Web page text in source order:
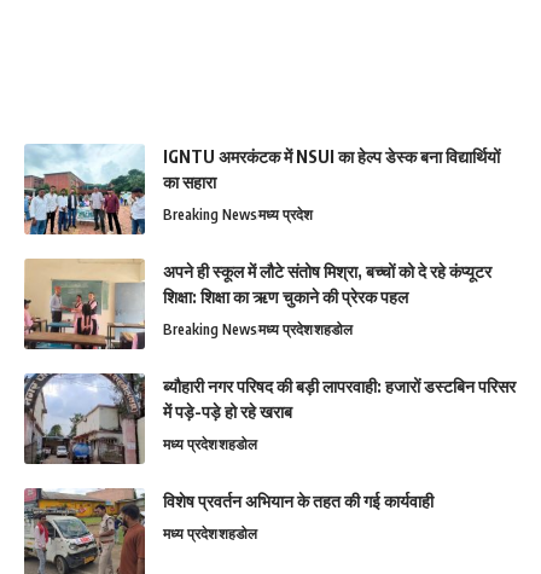
IGNTU अमरकंटक में NSUI का हेल्प डेस्क बना विद्यार्थियों
का सहारा
Breaking Newsमध्य प्रदेश
अपने ही स्कूल में लौटे संतोष मिश्रा, बच्चों को दे रहे कंप्यूटर
शिक्षा: शिक्षा का ऋण चुकाने की प्रेरक पहल
Breaking Newsमध्य प्रदेशशहडोल
ब्यौहारी नगर परिषद की बड़ी लापरवाही: हजारों डस्टबिन परिसर
में पड़े-पड़े हो रहे खराब
मध्य प्रदेशशहडोल
विशेष प्रवर्तन अभियान के तहत की गई कार्यवाही
मध्य प्रदेशशहडोल